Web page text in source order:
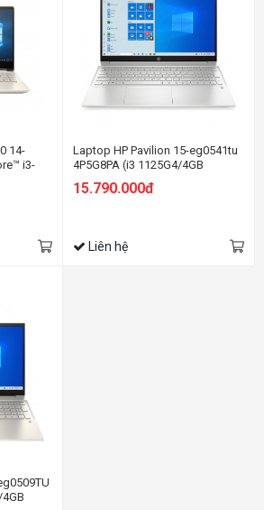
14-
i3-
UHD
Laptop HP Pavilion 15-eg0541tu
4P5G8PA (i3 1125G4/4GB
RAM/512GB SSD/15.6" FHD/Win
11/Bạc)
15.790.000đ
Liên hệ